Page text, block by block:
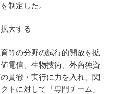
制定した。
大する
等の分野の試行的開放を拡
電信、生物技術、外商独資
貫徹・実行に力を入れ、関
トに対して「専門チーム」